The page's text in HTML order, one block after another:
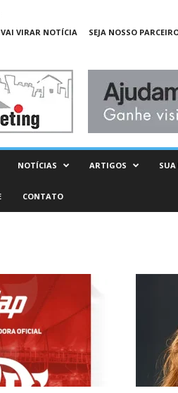
VIRAR NOTÍCIA SEJA NOSSO
NOTÍCIAS ARTIGOS
CONTATO